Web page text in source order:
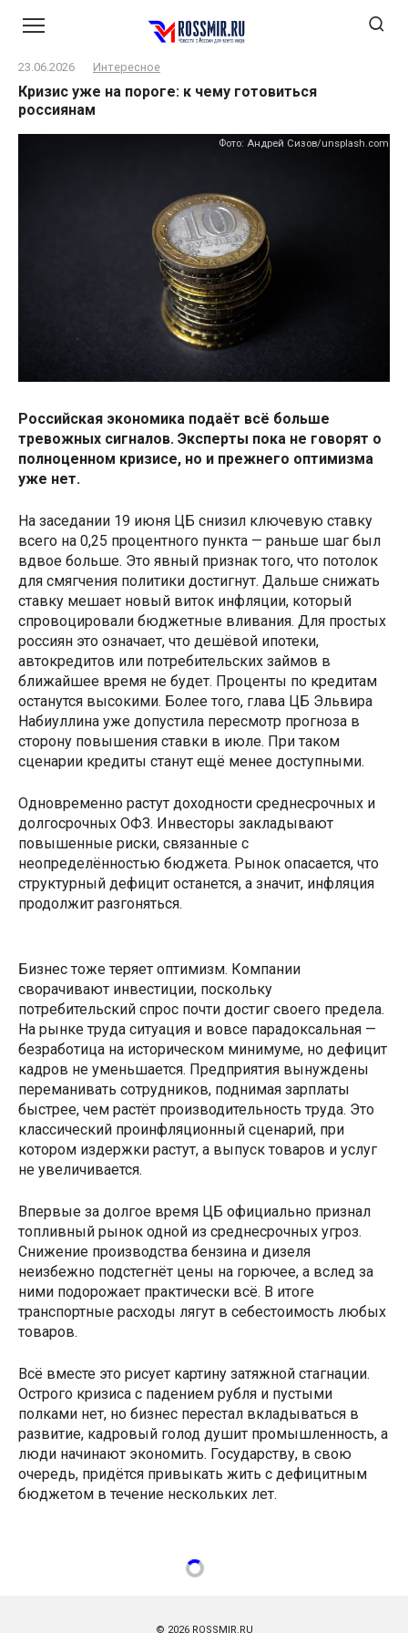
23.06.2026 Интересное
Кризис уже на пороге: к чему готовиться
россиянам
Фото: Андрей Сизов/unsplash.com
Российская экономика подаёт всё больше
тревожных сигналов. Эксперты пока не говорят о
полноценном кризисе, но и прежнего оптимизма
уже нет.
На заседании 19 июня ЦБ снизил ключевую ставку
всего на 0,25 процентного пункта — раньше шаг был
вдвое больше. Это явный признак того, что потолок
для смягчения политики достигнут. Дальше снижать
ставку мешает новый виток инфляции, который
спровоцировали бюджетные вливания. Для простых
россиян это означает, что дешёвой ипотеки,
автокредитов или потребительских займов в
ближайшее время не будет. Проценты по кредитам
останутся высокими. Более того, глава ЦБ Эльвира
Набиуллина уже допустила пересмотр прогноза в
сторону повышения ставки в июле. При таком
сценарии кредиты станут ещё менее доступными.
Одновременно растут доходности среднесрочных и
долгосрочных ОФЗ. Инвесторы закладывают
повышенные риски, связанные с
неопределённостью бюджета. Рынок опасается, что
структурный дефицит останется, а значит, инфляция
продолжит разгоняться.
Бизнес тоже теряет оптимизм. Компании
сворачивают инвестиции, поскольку
потребительский спрос почти достиг своего предела.
На рынке труда ситуация и вовсе парадоксальная —
безработица на историческом минимуме, но дефицит
кадров не уменьшается. Предприятия вынуждены
переманивать сотрудников, поднимая зарплаты
быстрее, чем растёт производительность труда. Это
классический проинфляционный сценарий, при
котором издержки растут, а выпуск товаров и услуг
не увеличивается.
Впервые за долгое время ЦБ официально признал
топливный рынок одной из среднесрочных угроз.
Снижение производства бензина и дизеля
неизбежно подстегнёт цены на горючее, а вслед за
ними подорожает практически всё. В итоге
транспортные расходы лягут в себестоимость любых
товаров.
Всё вместе это рисует картину затяжной стагнации.
Острого кризиса с падением рубля и пустыми
полками нет, но бизнес перестал вкладываться в
развитие, кадровый голод душит промышленность, а
люди начинают экономить. Государству, в свою
очередь, придётся привыкать жить с дефицитным
бюджетом в течение нескольких лет.
© 2026 ROSSMIR.RU